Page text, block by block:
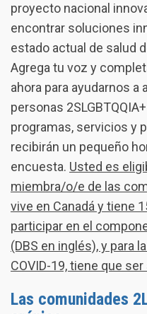
proyecto nacional
encontrar soluciones
estado actual de salud
Agrega tu voz y
ahora para ayudarnos a
personas
programas, servicios y
recibirán un pequeño
encuesta. Usted es
miembra/o/e de las
vive en Canadá y tiene
participar en el
(DBS en inglés), y para
COVID-19, tiene que
Las comunidades